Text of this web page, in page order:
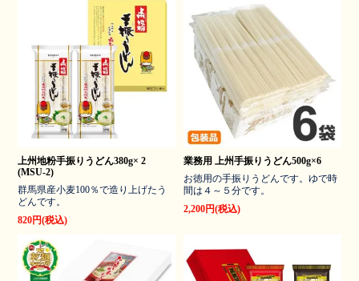
上州地粉手振りうどん380g× 2
(MSU-2)
群馬県産小麦100％で造り上げたう
どんです。
820円(税込)
業務用 上州手振りうどん500g×6
お徳用の手振りうどんです。ゆで時
間は４～５分です。
2,200円(税込)